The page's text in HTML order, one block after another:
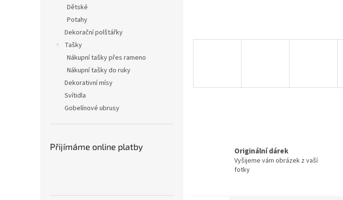
Dětské
Potahy
Dekorační polštářky
Tašky
Nákupní tašky přes rameno
Nákupní tašky do ruky
Dekorativní mísy
Svítidla
Gobelínové ubrusy
Přijímáme online platby Originální dárek
Vyšijeme vám obrázek z vaší
fotky